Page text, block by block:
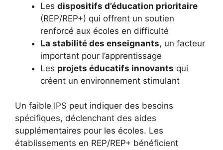
Les dispositifs d’éducation prioritaire
(REP/REP+) qui offrent un soutien
renforcé aux écoles en difficulté
La stabilité des enseignants, un facteur
important pour l’apprentissage
Les projets éducatifs innovants qui
créent un environnement stimulant
Un faible IPS peut indiquer des besoins
spécifiques, déclenchant des aides
supplémentaires pour les écoles. Les
établissements en REP/REP+ bénéficient